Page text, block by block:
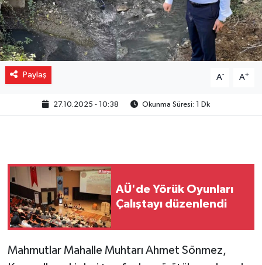
Paylaş A- A+
27.10.2025 - 10:38 Okunma Süresi: 1 Dk
AÜ'de Yörük Oyunları
Çalıştayı düzenlendi
Mahmutlar Mahalle Muhtarı Ahmet Sönmez,